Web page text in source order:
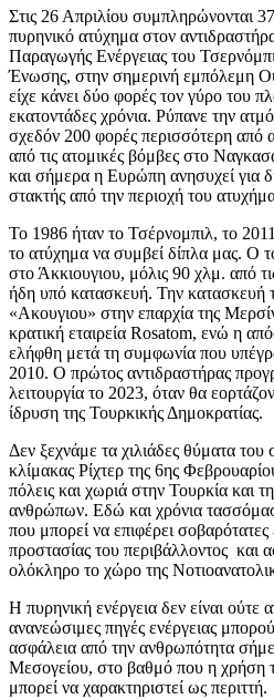
Στις 26 Απριλίου συμπληρώνονται
πυρηνικό ατύχημα στον
Παραγωγής Ενέργειας του
Ένωσης, στην σημερινή εμπόλεμη
είχε κάνει δύο φορές τον γύρο του
εκατοντάδες χρόνια. Ρύπανε την
σχεδόν 200 φορές περισσότερη από
από τις ατομικές βόμβες στο
και σήμερα η Ευρώπη ανησυχεί για
στακτής από την περιοχή του
Το 1986 ήταν το Τσέρνομπιλ, το
το ατύχημα να συμβεί δίπλα μας. Ο
στο Άκκιουγιου, μόλις 90 χλμ. από
ήδη υπό κατασκευή. Την κατασκευή
«Ακουγιου» στην επαρχία της
κρατική εταιρεία Rosatom, ενώ η
ελήφθη μετά τη συμφωνία που
2010. Ο πρώτος αντιδραστήρας
λειτουργία το 2023, όταν θα
ίδρυση της Τουρκικής Δημοκρατίας.
Δεν ξεχνάμε τα χιλιάδες θύματα
κλίμακας Ρίχτερ της 6ης
πόλεις και χωριά στην Τουρκία και
ανθρώπων. Εδώ και χρόνια
που μπορεί να επιφέρει
προστασίας του περιβάλλοντος και
ολόκληρο το χώρο της
Η πυρηνική ενέργεια δεν είναι
ανανεώσιμες πηγές ενέργειας
ασφάλεια από την ανθρωπότητα
Μεσογείου, στο βαθμό που η χρήση
μπορεί να χαρακτηριστεί ως περιττή.